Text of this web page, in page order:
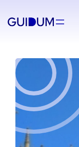
Saltar